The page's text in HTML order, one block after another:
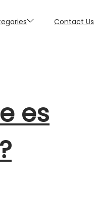
Contact Us
es